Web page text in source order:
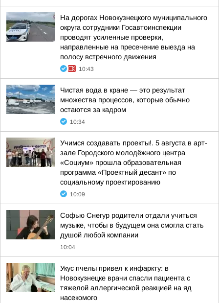
На дорогах Новокузнецкого муниципального
округа сотрудники Госавтоинспекции
проводят усиленные проверки,
направленные на пресечение выезда на
полосу встречного движения
10:43
Чистая вода в кране — это результат
множества процессов, которые обычно
остаются за кадром
10:34
Учимся создавать проекты!. 5 августа в арт-
зале Городского молодёжного центра
«Социум» прошла образовательная
программа «Проектный десант» по
социальному проектированию
10:09
Софью Снегур родители отдали учиться
музыке, чтобы в будущем она смогла стать
душой любой компании
10:04
Укус пчелы привел к инфаркту: в
Новокузнецке врачи спасли пациента с
тяжелой аллергической реакцией на яд
насекомого